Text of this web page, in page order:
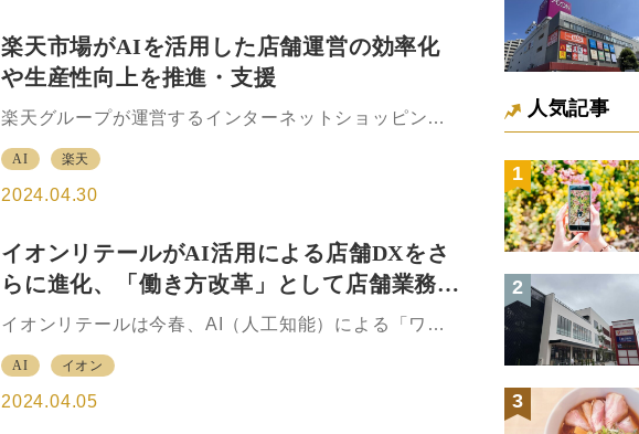
破し、日本最大級のファッションコーディネートアプ
リになっている。 今回、AI（人工知能）を活用し、フ
ァッションの「好みのジャンル傾向」が分かるファッ
ションジャンル診断や、ユーザーが自身のフルメイク
をAR（拡張現実）のメイクデータとしてWEAR上に登
録し、そのフルメイクデータを他のユーザーがARで自
楽天市場がAIを活用した店舗運営の効率化
や生産性向上を推進・支援
楽天グループが運営するインターネットショッピング
る学習サービス「楽天大学」が運営するEラーニング型
の動画講座「RUx」（アールユーエックス）におい
法について学べる出店店舗向けの動画講座「楽天AI大
学」を、本日公開した。 出店店舗のAI活用を推進する
ことで、店舗運営の効率化や生産性向上の支援をさら
に加速させることを目指すとしている。 楽天市場では
3月にAIを活用した店舗運営支援ツール「RMS AIアシ
スタント β版」を出店店舗向けの店舗運営システム
AI 楽天
2024.04.30
イオンリテールがAI活用による店舗DXをさ
らに進化、「働き方改革」として店舗業務を
一貫サポート
イオンリテールは今春、AI（人工知能）による「ワー
システム」を「イオン」「イオンスタイル」など約360
店に実装する。この2つのシステムが加わることで店舗
AI イオン
2024.04.05
人気記事